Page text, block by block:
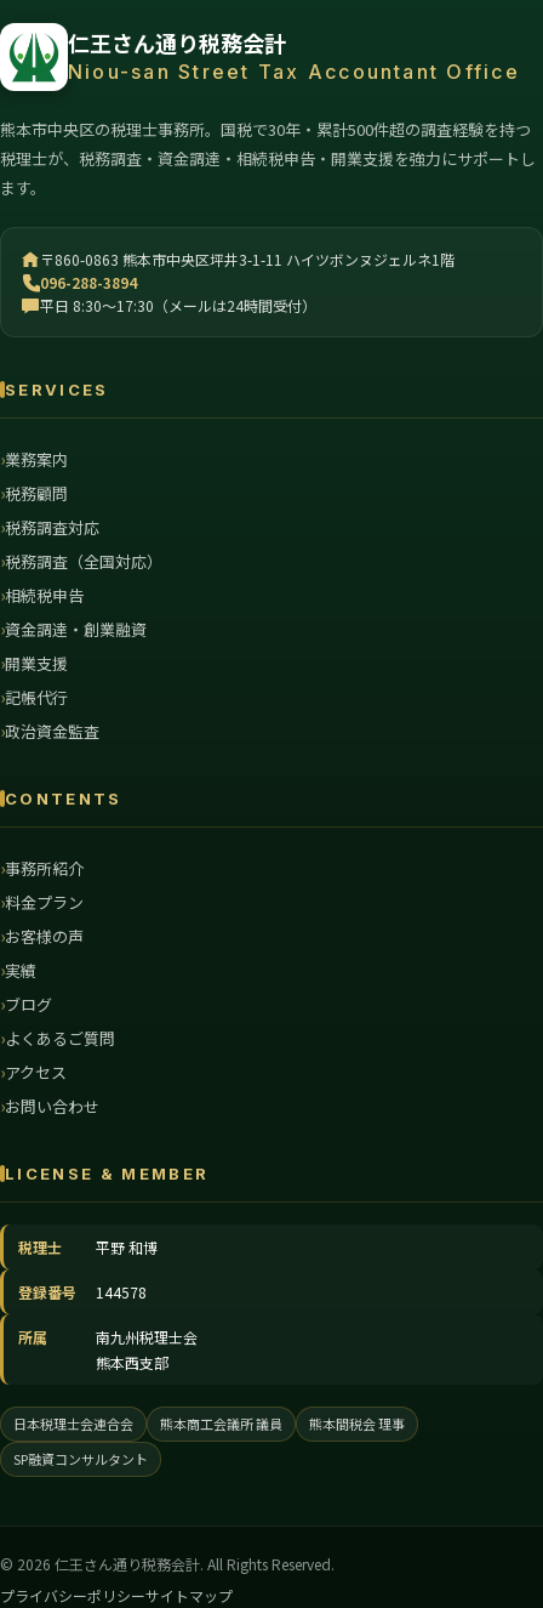
仁王さん通り税務会計
Niou-san Street Tax Accountant Office
熊本市中央区の税理士事務所。国税で30年・累計500件超の調査経験を持つ
税理士が、税務調査・資金調達・相続税申告・開業支援を強力にサポートし
ます。
〒860-0863 熊本市中央区坪井3-1-11 ハイツボンヌジェルネ1階
096-288-3894
平日 8:30〜17:30（メールは24時間受付）
SERVICES
業務案内
税務顧問
税務調査対応
税務調査（全国対応）
相続税申告
資金調達・創業融資
開業支援
記帳代行
政治資金監査
CONTENTS
事務所紹介
料金プラン
お客様の声
実績
ブログ
よくあるご質問
アクセス
お問い合わせ
LICENSE & MEMBER
税理士 平野 和博
登録番号 144578
所属
南九州税理士会
熊本西支部
日本税理士会連合会 熊本商工会議所 議員
熊本間税会 理事
SP融資コンサルタント
© 2026 仁王さん通り税務会計. All Rights Reserved.
プライバシーポリシーサイトマップ